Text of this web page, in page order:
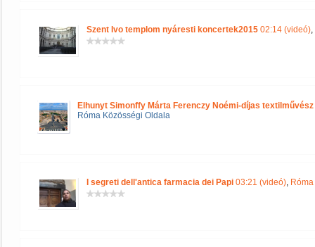
Szent Ivo templom nyáresti koncertek2015 02:14 (videó),
Elhunyt Simonffy Márta Ferenczy Noémi-díjas textilművész
Róma Közösségi Oldala
I segreti dell'antica farmacia dei Papi 03:21 (videó),